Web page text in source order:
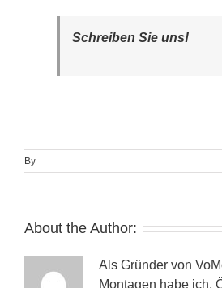
Schreiben Sie uns!
By
About the Author:
Als Gründer von
Montagen habe ich,